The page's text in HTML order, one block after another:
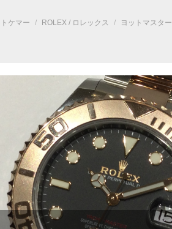
トケマー / ROLEX / ロレックス / ヨットマスター